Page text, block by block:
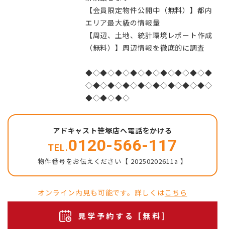
【会員限定物件公開中（無料）】都内
エリア最大級の情報量
【周辺、土地、統計環境レポート作成
（無料）】周辺情報を徹底的に調査
◆◇◆◇◆◇◆◇◆◇◆◇◆◇◆◇◆
◇◆◇◆◇◆◇◆◇◆◇◆◇◆◇◆◇
◆◇◆◇◆◇
アドキャスト笹塚店へ電話をかける
TEL.0120-566-117
物件番号をお伝えください【 20250202611a 】
オンライン内見も可能です。詳しくはこちら
見学予約する [無料]